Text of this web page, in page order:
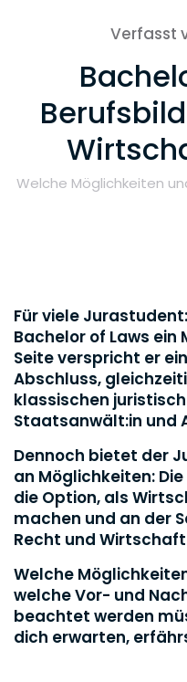
Verfasst
Welche Möglichkeiten
Für viele
Bachelor of Laws ein
Seite verspricht er
Abschluss,
klassischen
Staatsanwält:in und
Dennoch bietet der
an Möglichkeiten:
die Option, als
machen und an der
Recht und
Welche
welche Vor- und
beachtet werden
dich erwarten,